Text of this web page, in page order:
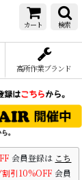
カート 検索
高所作業ブランド
会員登録は こち
引10%OFF 会員